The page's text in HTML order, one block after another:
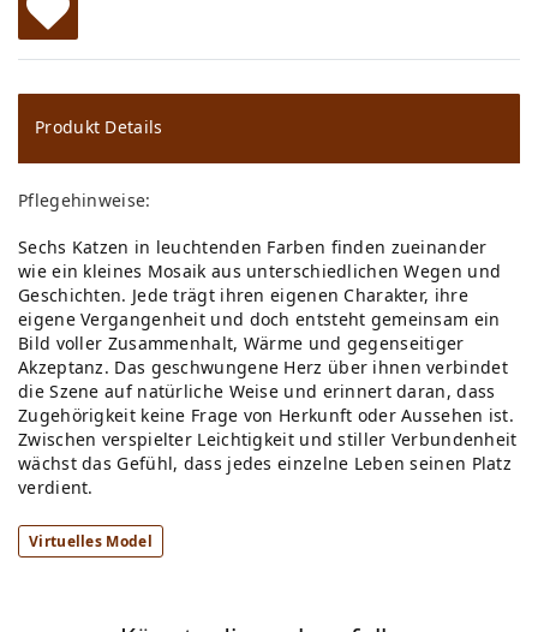
W
u
ns
ch
lis
te
Produkt Details
Pflegehinweise:
Sechs Katzen in leuchtenden Farben finden zueinander
wie ein kleines Mosaik aus unterschiedlichen Wegen und
Geschichten. Jede trägt ihren eigenen Charakter, ihre
eigene Vergangenheit und doch entsteht gemeinsam ein
Bild voller Zusammenhalt, Wärme und gegenseitiger
Akzeptanz. Das geschwungene Herz über ihnen verbindet
die Szene auf natürliche Weise und erinnert daran, dass
Zugehörigkeit keine Frage von Herkunft oder Aussehen ist.
Zwischen verspielter Leichtigkeit und stiller Verbundenheit
wächst das Gefühl, dass jedes einzelne Leben seinen Platz
verdient.
Virtuelles Model